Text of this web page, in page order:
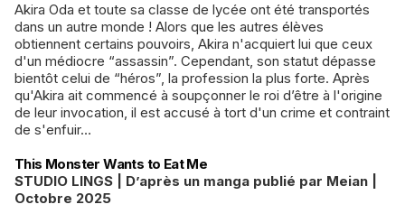
Akira Oda et toute sa classe de lycée ont été transportés
dans un autre monde ! Alors que les autres élèves
obtiennent certains pouvoirs, Akira n'acquiert lui que ceux
d'un médiocre “assassin”. Cependant, son statut dépasse
bientôt celui de “héros”, la profession la plus forte. Après
qu'Akira ait commencé à soupçonner le roi d’être à l'origine
de leur invocation, il est accusé à tort d'un crime et contraint
de s'enfuir…
This Monster Wants to Eat Me
STUDIO LINGS | D’après un manga publié par Meian |
Octobre 2025